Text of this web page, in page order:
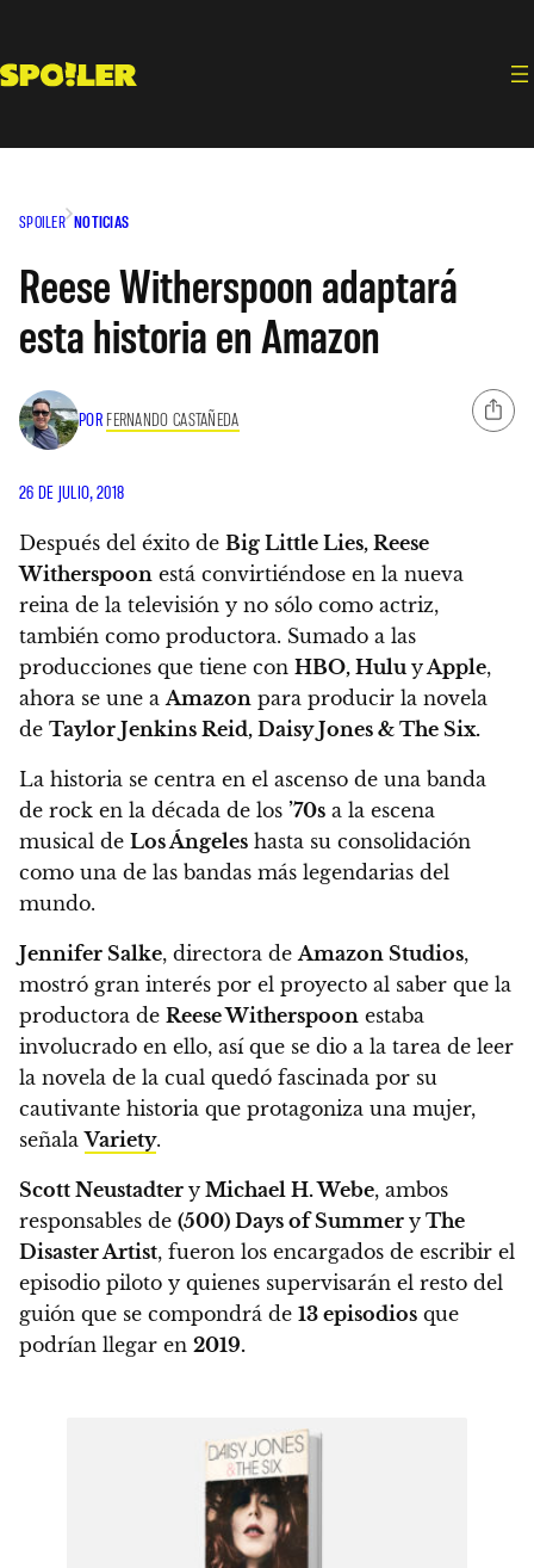
contenido
SPOILER NOTICIAS
Reese Witherspoon adaptará
esta historia en Amazon
POR FERNANDO CASTAÑEDA
26 DE JULIO, 2018
Después del éxito de Big Little Lies, Reese
Witherspoon está convirtiéndose en la nueva
reina de la televisión y no sólo como actriz,
también como productora. Sumado a las
producciones que tiene con HBO, HuluyApple,
ahora se une aAmazon para producir la novela
de Taylor Jenkins Reid, Daisy Jones & The Six.
La historia se centra en el ascenso de una banda
de rock en la década de los ’70s a la escena
musical de Los Ángeles hasta su consolidación
como una de las bandas más legendarias del
mundo.
Jennifer Salke, directora deAmazon Studios,
mostró gran interés por el proyecto al saber que la
productora de Reese Witherspoon estaba
involucrado en ello, así que se dio a la tarea de leer
la novela de la cual quedó fascinada por su
cautivante historia que protagoniza una mujer,
señalaVariety.
Scott Neustadter y Michael H. Webe, ambos
responsables de (500) Days of Summer y The
Disaster Artist, fueron los encargados de escribir el
episodio piloto y quienes supervisarán el resto del
guión que se compondrá de 13 episodios que
podrían llegar en 2019.